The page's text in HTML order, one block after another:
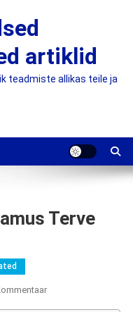
artiklid
teadmiste allikas teile ja
Terve
On